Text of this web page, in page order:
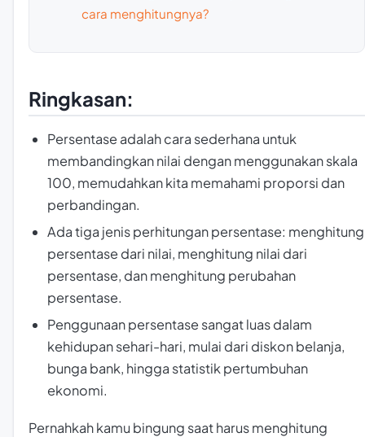
cara menghitungnya?
Ringkasan:
Persentase adalah cara sederhana untuk
membandingkan nilai dengan menggunakan skala
100, memudahkan kita memahami proporsi dan
perbandingan.
Ada tiga jenis perhitungan persentase: menghitung
persentase dari nilai, menghitung nilai dari
persentase, dan menghitung perubahan
persentase.
Penggunaan persentase sangat luas dalam
kehidupan sehari-hari, mulai dari diskon belanja,
bunga bank, hingga statistik pertumbuhan
ekonomi.
Pernahkah kamu bingung saat harus menghitung